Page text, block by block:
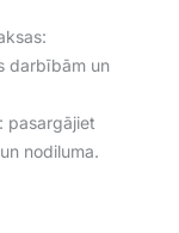
darbībām un
pasargājiet
nodiluma.